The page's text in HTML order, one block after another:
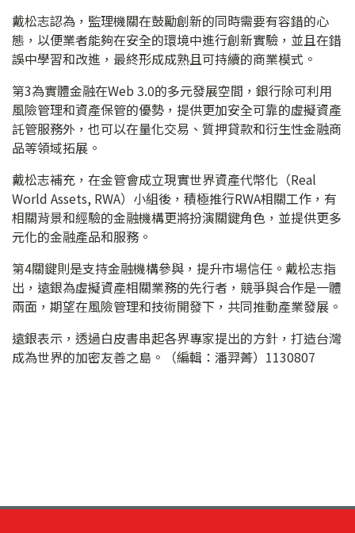
戴松志認為，監理機關在鼓勵創新的同時需要有容錯的心
態，以便業者能夠在安全的環境中進行創新實驗，並且在錯
誤中學習和改進，最終形成成熟且可持續的商業模式。
第3為實體金融在Web 3.0的多元發展空間，銀行除可利用
風險管理和資產保管的優勢，提供更加安全可靠的虛擬資產
託管服務外，也可以在量化交易、質押貸款和衍生性金融商
品等領域拓展。
戴松志補充，在金管會成立現實世界資產代幣化（Real
World Assets, RWA）小組後，積極推行RWA相關工作，有
相關背景和經驗的金融機構更將扮演關鍵角色，並提供更多
元化的金融產品和服務。
第4關鍵則是支持金融機構參與，提升市場信任。戴松志指
出，遠銀為虛擬資產相關業務的先行者，競爭與合作是一體
兩面，期望在風險管理和技術開發下，共同推動產業發展。
遠銀表示，透過白皮書串起各界專家提出的方針，打造台灣
成為世界的加密友善之島。（編輯：潘羿菁）1130807